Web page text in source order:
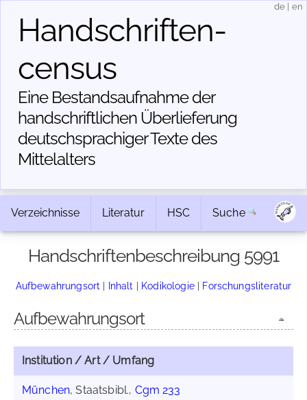
Handschriften­
census
Eine Bestandsaufnahme der
handschriftlichen Über­lieferung
deutschsprachiger Texte des
Mittelalters
de en
Verzeichnisse Literatur HSC Suche
Handschriftenbeschreibung 5991
Aufbewahrungsort | Inhalt | Kodikologie| Forschungsliteratur
Aufbewahrungsort
Institution / Art / Umfang
München, Staatsbibl., Cgm 233